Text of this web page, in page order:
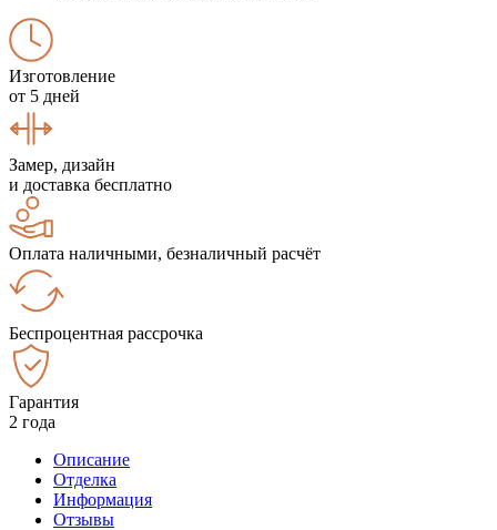
Изготовление
от 5 дней
Замер, дизайн
и доставка бесплатно
Оплата наличными, безналичный расчёт
Беспроцентная рассрочка
Гарантия
2 года
Описание
Отделка
Информация
Отзывы